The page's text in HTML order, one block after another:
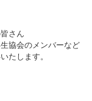
さん
協会のメンバーなど
たします。